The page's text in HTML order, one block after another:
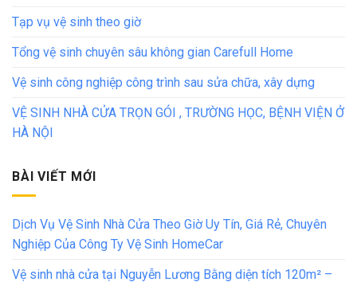
Tạp vụ vệ sinh theo giờ
Tổng vệ sinh chuyên sâu không gian Carefull Home
Vệ sinh công nghiệp công trình sau sửa chữa, xây dựng
VỆ SINH NHÀ CỬA TRỌN GÓI , TRƯỜNG HỌC, BỆNH VIỆN Ở
HÀ NỘI
BÀI VIẾT MỚI
Dịch Vụ Vệ Sinh Nhà Cửa Theo Giờ Uy Tín, Giá Rẻ, Chuyên
Nghiệp Của Công Ty Vệ Sinh HomeCar
Vệ sinh nhà cửa tại Nguyễn Lương Bằng diện tích 120m² –